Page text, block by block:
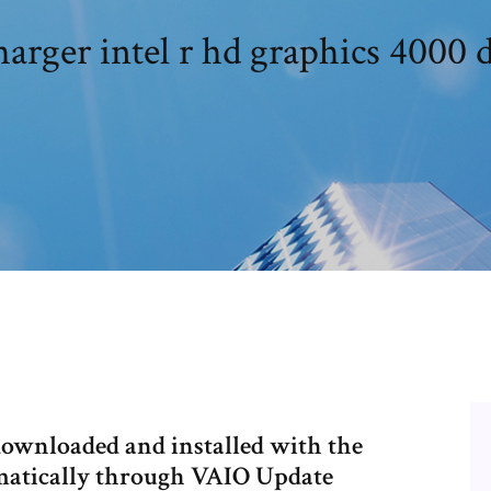
intel r hd graphics 4000
and installed with the
through VAIO Update